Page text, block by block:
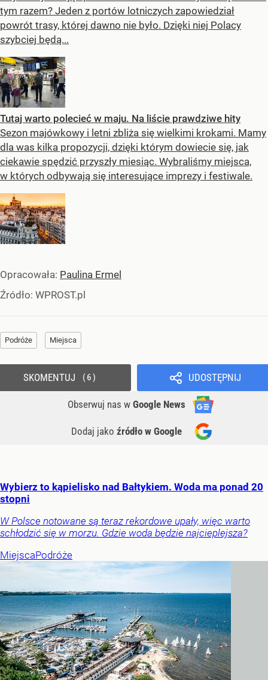
tym razem? Jeden z portów lotniczych zapowiedział
powrót trasy, której dawno nie było. Dzięki niej Polacy
szybciej będą...
Tutaj warto polecieć w maju. Na liście prawdziwe hity
Sezon majówkowy i letni zbliża się wielkimi krokami. Mamy
dla was kilka propozycji, dzięki którym dowiecie się, jak
ciekawie spędzić przyszły miesiąc. Wybraliśmy miejsca,
w których odbywają się interesujące imprezy i festiwale.
Opracowała: Paulina Ermel
Źródło: WPROST.pl
Podróże Miejsca
UDOSTĘPNIJ
Obserwuj nas w Google News
Dodaj jako źródło w Google
SKOMENTUJ 6
Wybierz to kąpielisko nad Bałtykiem. Woda ma ponad 20
stopni
W Polsce notowane są teraz rekordowe upały, więc warto
schłodzić się w morzu. Gdzie woda będzie najcieplejsza?
MiejscaPodróże